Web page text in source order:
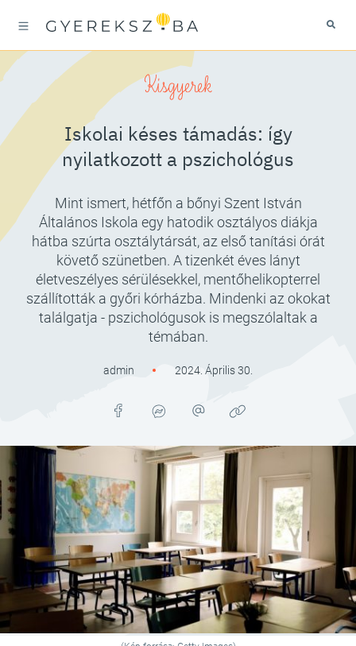
Kisgyerek
Iskolai késes támadás: így
nyilatkozott a pszichológus
Mint ismert, hétfőn a bőnyi Szent István
Általános Iskola egy hatodik osztályos diákja
hátba szúrta osztálytársát, az első tanítási órát
követő szünetben. A tizenkét éves lányt
életveszélyes sérülésekkel, mentőhelikopterrel
szállították a győri kórházba. Mindenki az okokat
találgatja - pszichológusok is megszólaltak a
témában.
admin 2024. Április 30.